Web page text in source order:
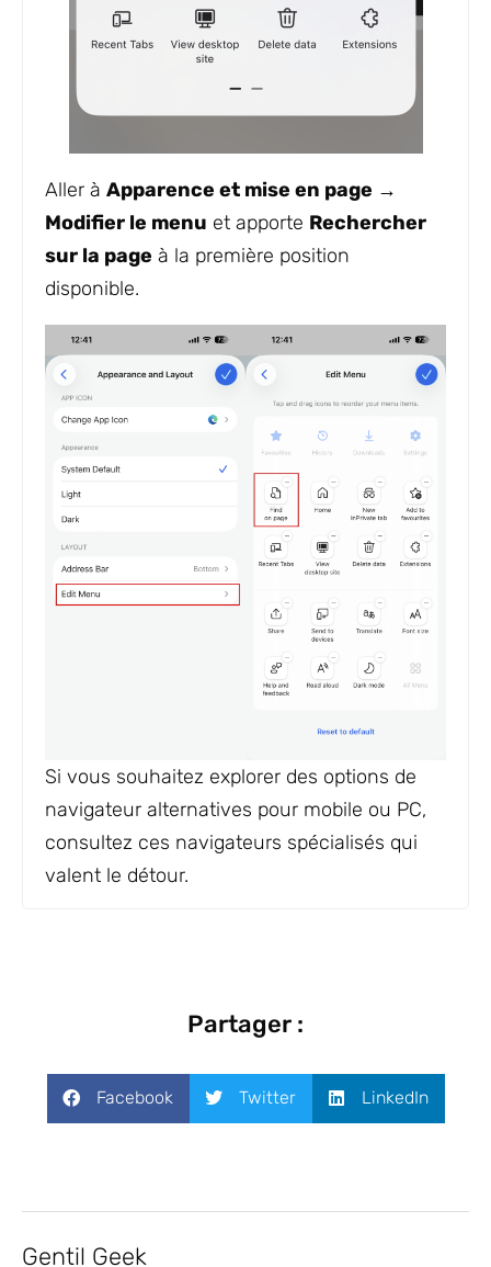
Aller à Apparence et mise en page →
Modifier le menu et apporte Rechercher
sur la page à la première position
disponible.
Si vous souhaitez explorer des options de
navigateur alternatives pour mobile ou PC,
consultez ces navigateurs spécialisés qui
valent le détour.
Partager :
Facebook Twitter LinkedIn
Gentil Geek